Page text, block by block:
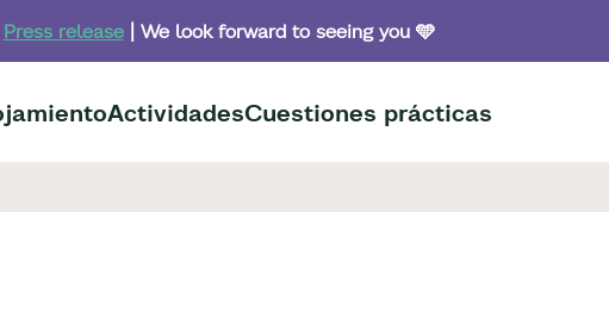
Press release| We look forward to seeing you 🩵
ActividadesCuestiones prácticas